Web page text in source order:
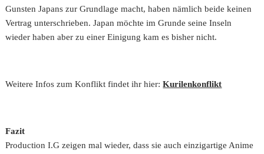
Gunsten Japans zur Grundlage macht, haben nämlich beide keinen
Vertrag unterschrieben. Japan möchte im Grunde seine Inseln
wieder haben aber zu einer Einigung kam es bisher nicht.
Weitere Infos zum Konflikt findet ihr hier:Kurilenkonflikt
Fazit
Production I.G zeigen mal wieder, dass sie auch einzigartige Anime